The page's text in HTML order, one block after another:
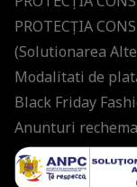
PROTECŢIA
(Solutionarea
Modalitati de
Black Friday
Anunturi